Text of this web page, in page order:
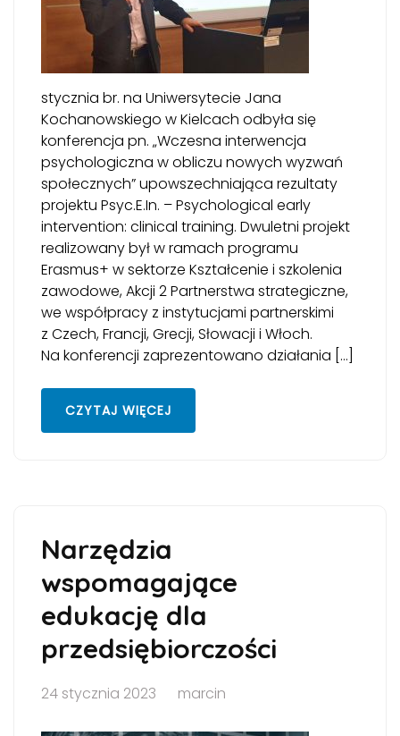
stycznia br. na Uniwersytecie Jana
Kochanowskiego w Kielcach odbyła się
konferencja pn. „Wczesna interwencja
psychologiczna w obliczu nowych wyzwań
społecznych” upowszechniająca rezultaty
projektu Psyc.E.In. – Psychological early
intervention: clinical training. Dwuletni projekt
realizowany był w ramach programu
Erasmus+ w sektorze Kształcenie i szkolenia
zawodowe, Akcji 2 Partnerstwa strategiczne,
we współpracy z instytucjami partnerskimi
z Czech, Francji, Grecji, Słowacji i Włoch.
Na konferencji zaprezentowano działania […]
CZYTAJ WIĘCEJ
Narzędzia
wspomagające
edukację dla
przedsiębiorczości
24 stycznia 2023 marcin